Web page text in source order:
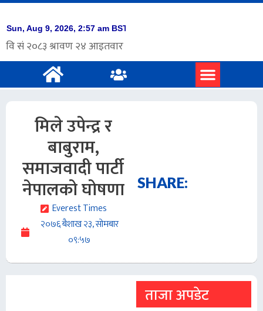
मिले उपेन्द्र र
बाबुराम,
समाजवादी पार्टी
नेपालको घोषणा
Everest Times
२०७६ बैशाख २३, सोमबार
०९:५७
SHARE:
ताजा अपडेट